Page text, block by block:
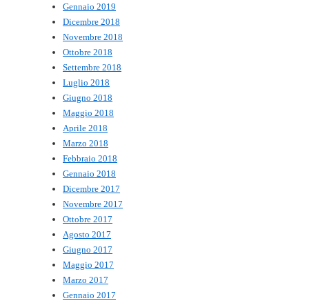
Gennaio 2019
Dicembre 2018
Novembre 2018
Ottobre 2018
Settembre 2018
Luglio 2018
Giugno 2018
Maggio 2018
Aprile 2018
Marzo 2018
Febbraio 2018
Gennaio 2018
Dicembre 2017
Novembre 2017
Ottobre 2017
Agosto 2017
Giugno 2017
Maggio 2017
Marzo 2017
Gennaio 2017